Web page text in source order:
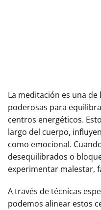
La meditación es una
poderosas para
centros energéticos.
largo del cuerpo,
como emocional.
desequilibrados o
experimentar malestar,
A través de técnicas
podemos alinear estos